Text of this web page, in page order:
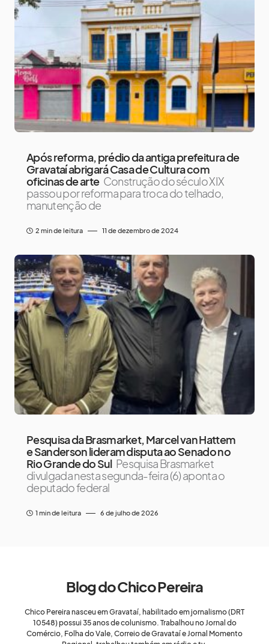
Após reforma, prédio da antiga prefeitura de
Gravataí abrigará Casa de Cultura com
oficinas de arte Construção do século XIX
passou por reforma para troca do telhado,
manutenção de
2 min de leitura 11 de dezembro de 2024
Pesquisa da Brasmarket, Marcel van Hattem
e Sanderson lideram disputa ao Senado no
Rio Grande do Sul Pesquisa Brasmarket
divulgada nesta segunda-feira (6) aponta o
deputado federal
1 min de leitura 6 de julho de 2026
Blog do Chico Pereira
Chico Pereira nasceu em Gravataí, habilitado em jornalismo (DRT
10548) possui 35 anos de colunismo. Trabalhou no Jornal do
Comércio, Folha do Vale, Correio de Gravataí e Jornal Momento